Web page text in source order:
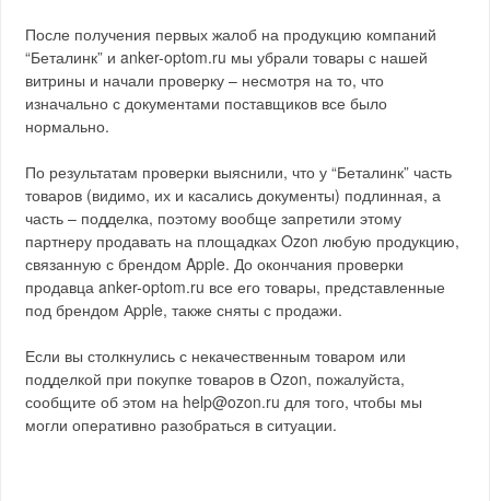
После получения первых жалоб на продукцию компаний
“Беталинк” и anker-optom.ru мы убрали товары с нашей
витрины и начали проверку – несмотря на то, что
изначально с документами поставщиков все было
нормально.
По результатам проверки выяснили, что у “Беталинк” часть
товаров (видимо, их и касались документы) подлинная, а
часть – подделка, поэтому вообще запретили этому
партнеру продавать на площадках Ozon любую продукцию,
связанную с брендом Apple. До окончания проверки
продавца anker-optom.ru все его товары, представленные
под брендом Аpple, также сняты с продажи.
Если вы столкнулись с некачественным товаром или
подделкой при покупке товаров в Ozon, пожалуйста,
сообщите об этом на help@ozon.ru для того, чтобы мы
могли оперативно разобраться в ситуации.